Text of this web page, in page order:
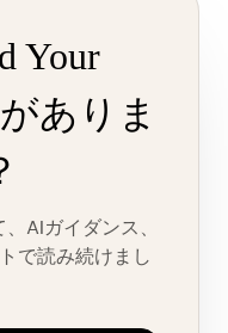
Your
ありま
AIガイダンス、
で読み続けまし